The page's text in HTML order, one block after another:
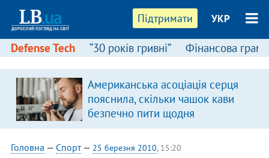
Підтримати УКР
Defense Tech “30 років гривні” Фінансова
Американська асоціація серця
пояснила, скільки чашок кави
безпечно пити щодня
Головна — Спорт— 25 березня 2010, 15:20